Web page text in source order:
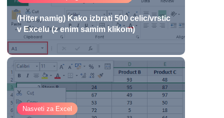
(Hiter namig) Kako izbrati 500 celic/vrstic
v Excelu (z enim samim klikom)
Nasveti za Excel